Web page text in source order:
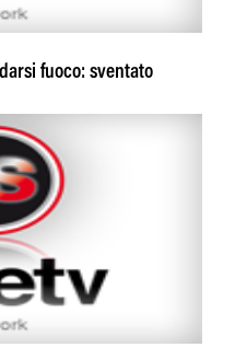
fuoco: sventato